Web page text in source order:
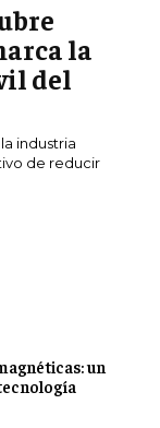
la
del
industria
de reducir
un